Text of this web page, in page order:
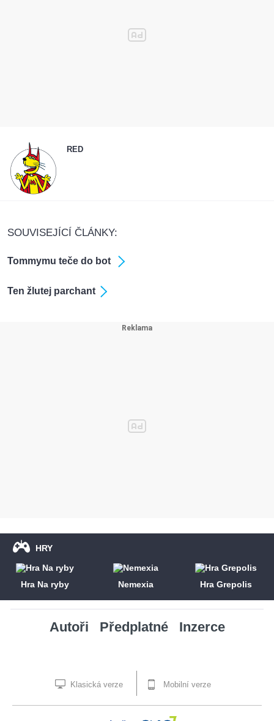
RED
SOUVISEJÍCÍ ČLÁNKY:
Tommymu teče do bot
Ten žlutej parchant
HRY
Hra Na ryby Nemexia Hra Grepolis
Autoři Předplatné Inzerce
Klasická verze Mobilní verze